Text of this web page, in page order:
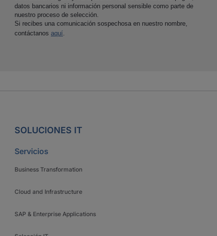
datos bancarios ni información personal sensible como parte de
nuestro proceso de selección.
Si recibes una comunicación sospechosa en nuestro nombre,
contáctanos aquí.
SOLUCIONES IT
Servicios
Business Transformation
Cloud and Infrastructure
SAP & Enterprise Applications